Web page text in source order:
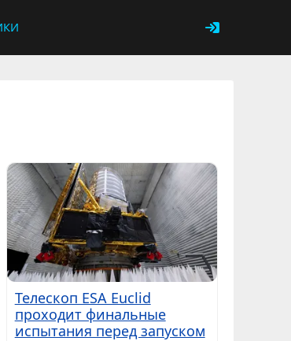
Телескоп ESA Euclid
проходит финальные
испытания перед запуском